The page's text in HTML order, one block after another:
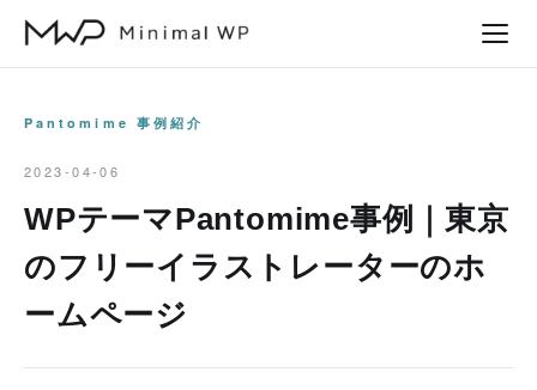
Pantomime 事例紹介
2023-04-06
WPテーマPantomime事例｜東京
のフリーイラストレーターのホ
ームページ